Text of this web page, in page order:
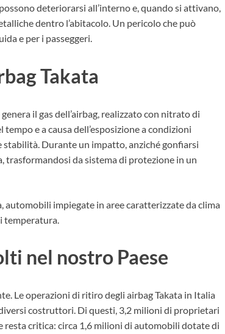
deteriorarsi all’interno e, quando si attivano,
dentro l’abitacolo. Un pericolo che può
e per i passeggeri.
Takata
il gas dell’airbag, realizzato con nitrato di
e a causa dell’esposizione a condizioni
Durante un impatto, anziché gonfiarsi
trasformandosi da sistema di protezione in un
impiegate in aree caratterizzate da clima
temperatura.
nel nostro Paese
Le operazioni di ritiro degli airbag Takata in Italia
costruttori. Di questi, 3,2 milioni di proprietari
resta critica: circa 1,6 milioni di automobili dotate di